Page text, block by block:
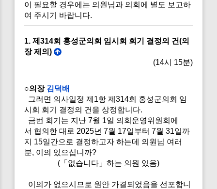
이 필요할 경우에는 의원님과 의회에 별도 보고하
여 주시기 바랍니다.
1. 제314회 홍성군의회 임시회 회기 결정의 건(의
장 제의)
(14시 15분)
○의장 김덕배
그러면 의사일정 제1항 제314회 홍성군의회 임
시회 회기 결정의 건을 상정합니다.
금번 회기는 지난 7월 1일 의회운영위원회에
서 협의한 대로 2025년 7월 17일부터 7월 31일까
지 15일간으로 결정하고자 하는데 의원님 여러
분, 이의 있으십니까?
(「없습니다」하는 의원 있음)
이의가 없으시므로 원안 가결되었음을 선포합니